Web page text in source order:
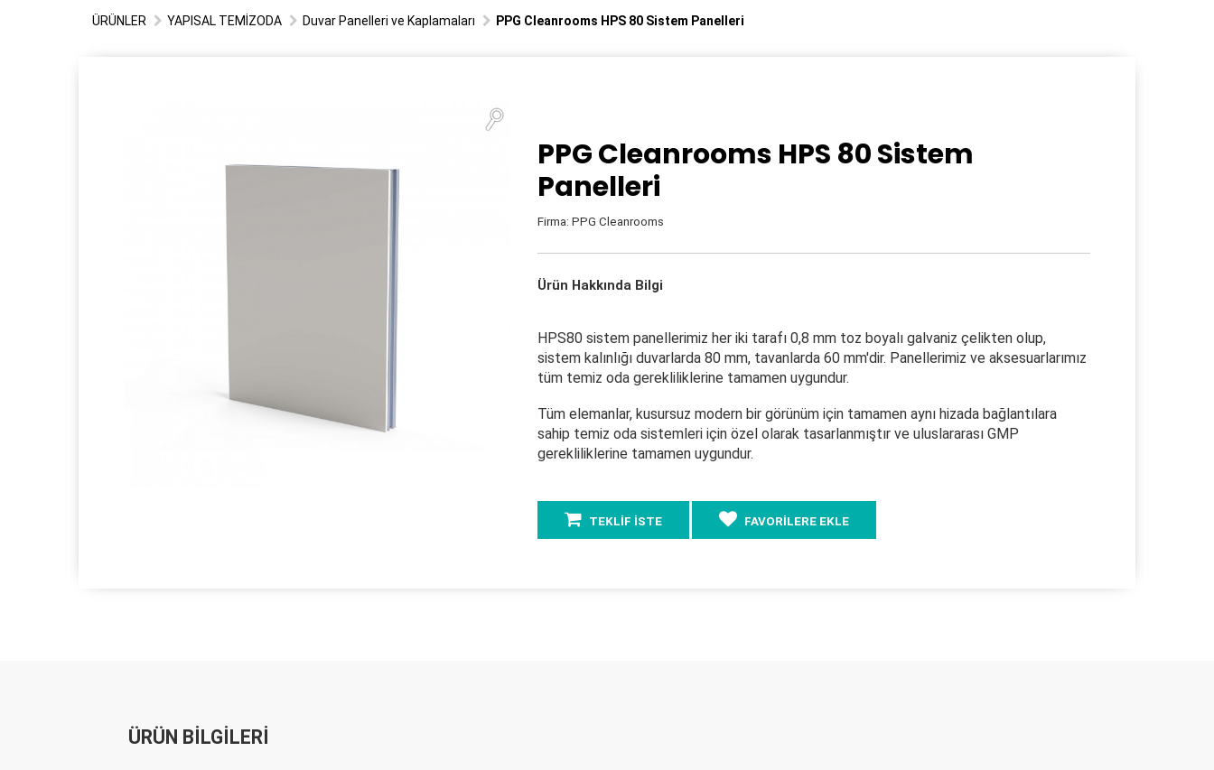
ÜRÜNLER YAPISAL TEMİZODA Duvar Panelleri ve Kaplamaları PPG Cleanrooms HPS 80 Sistem Panelleri
PPG Cleanrooms HPS 80 Sistem
Panelleri
Firma: PPG Cleanrooms
Ürün Hakkında Bilgi
HPS80 sistem panellerimiz her iki tarafı 0,8 mm toz boyalı galvaniz çelikten olup,
sistem kalınlığı duvarlarda 80 mm, tavanlarda 60 mm'dir. Panellerimiz ve aksesuarlarımız
tüm temiz oda gerekliliklerine tamamen uygundur.
Tüm elemanlar, kusursuz modern bir görünüm için tamamen aynı hizada bağlantılara
sahip temiz oda sistemleri için özel olarak tasarlanmıştır ve uluslararası GMP
gerekliliklerine tamamen uygundur.
TEKLİF İSTE FAVORİLERE EKLE
ÜRÜN BİLGİLERİ